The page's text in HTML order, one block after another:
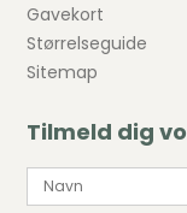
Gavekort
Størrelseguide
Sitemap
Tilmeld dig